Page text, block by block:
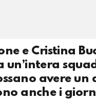
e Cristina
un’intera
avere un
anche i